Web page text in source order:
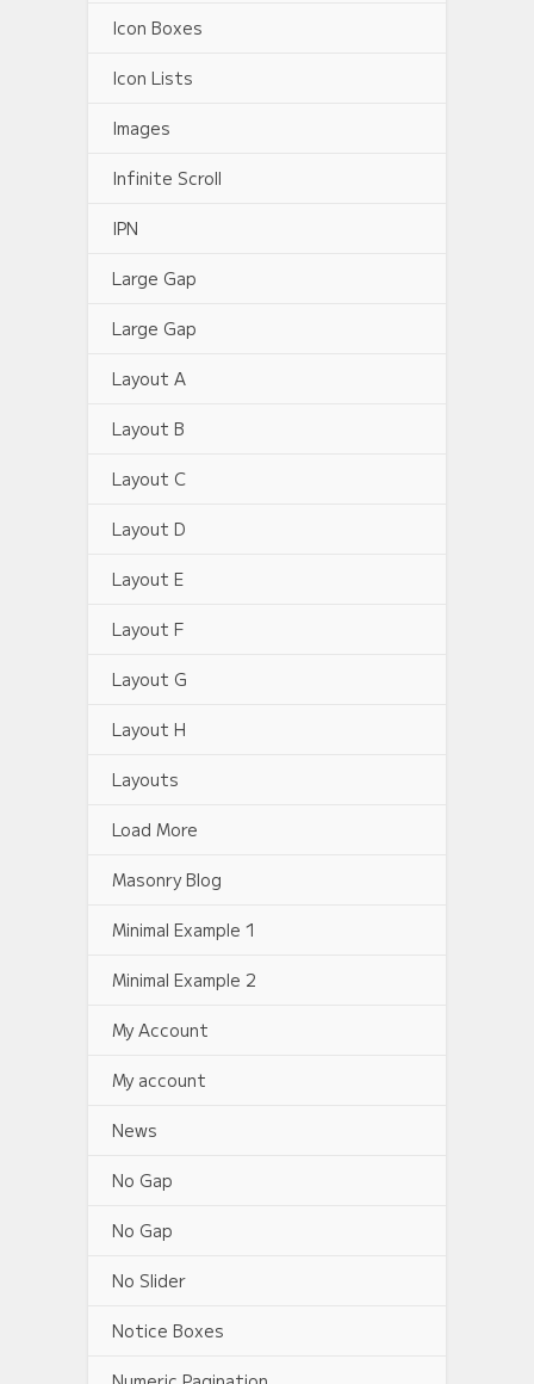
Icon Boxes
Icon Lists
Images
Infinite Scroll
IPN
Large Gap
Large Gap
Layout A
Layout B
Layout C
Layout D
Layout E
Layout F
Layout G
Layout H
Layouts
Load More
Masonry Blog
Minimal Example 1
Minimal Example 2
My Account
My account
News
No Gap
No Gap
No Slider
Notice Boxes